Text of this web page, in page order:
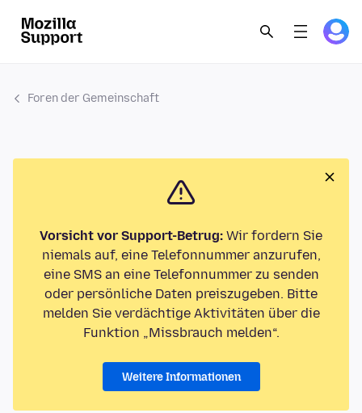
Foren der Gemeinschaft
Vorsicht vor Support-Betrug: Wir fordern Sie
niemals auf, eine Telefonnummer anzurufen,
eine SMS an eine Telefonnummer zu senden
oder persönliche Daten preiszugeben. Bitte
melden Sie verdächtige Aktivitäten über die
Funktion „Missbrauch melden“.
Weitere Informationen